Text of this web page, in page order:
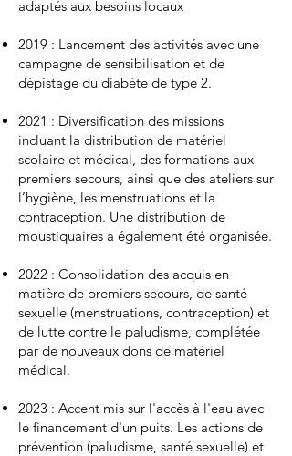
adaptés aux besoins locaux
2019 : Lancement des activités avec une
campagne de sensibilisation et de
dépistage du diabète de type 2.
2021 : Diversification des missions
incluant la distribution de matériel
scolaire et médical, des formations aux
premiers secours, ainsi que des ateliers sur
l’hygiène, les menstruations et la
contraception. Une distribution de
moustiquaires a également été organisée.
2022 : Consolidation des acquis en
matière de premiers secours, de santé
sexuelle (menstruations, contraception) et
de lutte contre le paludisme, complétée
par de nouveaux dons de matériel
médical.
2023 : Accent mis sur l'accès à l'eau avec
le financement d'un puits. Les actions de
prévention (paludisme, santé sexuelle) et